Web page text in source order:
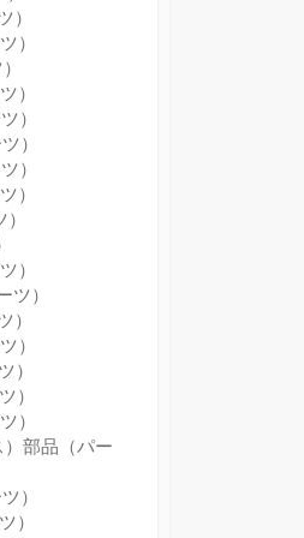
）
）
）
）
）
）
）
）
ツ）
）
）
）
）
）
）部品（パー
）
）